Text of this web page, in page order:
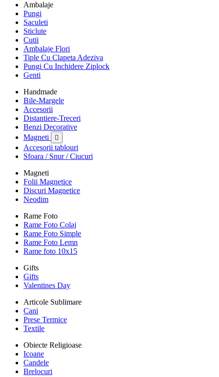
Ambalaje
Pungi
Saculeti
Sticlute
Cutii
Ambalaje Flori
Tiple Cu Clapeta Adeziva
Pungi Cu Inchidere Ziplock
Genti
Handmade
Bile-Margele
Accesorii
Distantiere-Treceri
Benzi Decorative
Magneti

Accesorii tablouri
Sfoara / Snur / Ciucuri
Magneti
Folii Magnetice
Discuri Magnetice
Neodim
Rame Foto
Rame Foto Colaj
Rame Foto Simple
Rame Foto Lemn
Rame foto 10x15
Gifts
Gifts
Valentines Day
Articole Sublimare
Cani
Prese Termice
Textile
Obiecte Religioase
Icoane
Candele
Brelocuri